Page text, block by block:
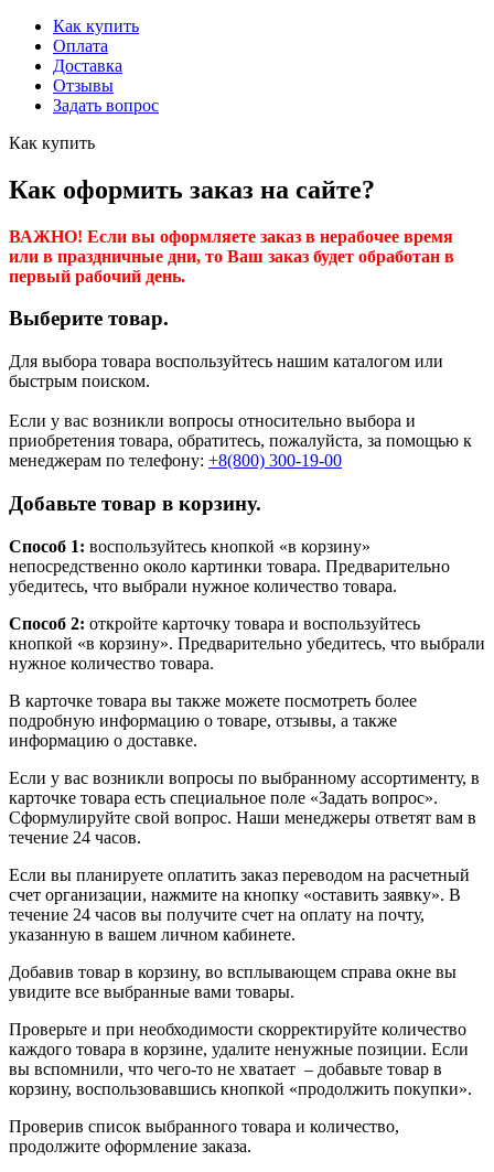
Как купить
Оплата
Доставка
Отзывы
Задать вопрос
Как купить
Как оформить заказ на сайте?
ВАЖНО! Если вы оформляете заказ в нерабочее время
или в праздничные дни, то Ваш заказ будет обработан в
первый рабочий день.
Выберите товар.
Для выбора товара воспользуйтесь нашим каталогом или
быстрым поиском.
Если у вас возникли вопросы относительно выбора и
приобретения товара, обратитесь, пожалуйста, за помощью к
менеджерам по телефону: +8(800) 300-19-00
Добавьте товар в корзину.
Способ 1: воспользуйтесь кнопкой «в корзину»
непосредственно около картинки товара. Предварительно
убедитесь, что выбрали нужное количество товара.
Способ 2: откройте карточку товара и воспользуйтесь
кнопкой «в корзину». Предварительно убедитесь, что выбрали
нужное количество товара.
В карточке товара вы также можете посмотреть более
подробную информацию о товаре, отзывы, а также
информацию о доставке.
Если у вас возникли вопросы по выбранному ассортименту, в
карточке товара есть специальное поле «Задать вопрос».
Сформулируйте свой вопрос. Наши менеджеры ответят вам в
течение 24 часов.
Если вы планируете оплатить заказ переводом на расчетный
счет организации, нажмите на кнопку «оставить заявку». В
течение 24 часов вы получите счет на оплату на почту,
указанную в вашем личном кабинете.
Добавив товар в корзину, во всплывающем справа окне вы
увидите все выбранные вами товары.
Проверьте и при необходимости скорректируйте количество
каждого товара в корзине, удалите ненужные позиции. Если
вы вспомнили, что чего-то не хватает – добавьте товар в
корзину, воспользовавшись кнопкой «продолжить покупки».
Проверив список выбранного товара и количество,
продолжите оформление заказа.